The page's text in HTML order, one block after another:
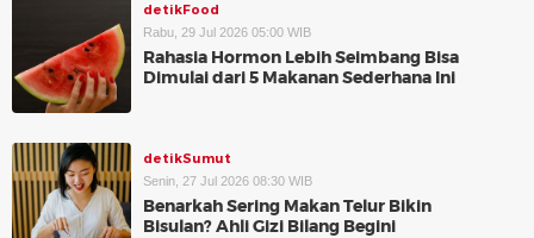
detikFood
Rabu, 29 Jul 2026 05:00 WIB
Rahasia Hormon Lebih Seimbang Bisa
Dimulai dari 5 Makanan Sederhana Ini
detikSumut
Senin, 27 Jul 2026 08:30 WIB
Benarkah Sering Makan Telur Bikin
Bisulan? Ahli Gizi Bilang Begini